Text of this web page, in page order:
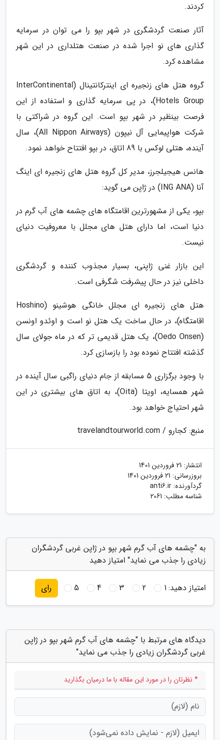
کردند.
آثار صنعت گردشگری در شهر بپو را می توان در سرمایه
گذاری های نو اجرا شده در صنعت هتلداری در این شهر
مشاهده کرد.
گروه هتل های زنجیره ای اینترکانتینال (InterContinental
Hotels Group)، در پی سرمایه گذاری و استفاده از این
فرصت بینظیر در شهر بپو است. این گروه در شراکتی با
شرکت هواپیمایی آل نیپون (All Nippon Airways)، سال
آینده، هتلی لوکس با 89 اتاق، در بپو افتتاح خواهد نمود.
هانس هیجیلجرز، مدیر کل گروه هتل های زنجیره ای اینگ
آنا (ING ANA) در ژاپن می گوید:
بپو، یکی از مشهورترین اقامتگاه های چشمه های آب گرم در
دنیا است، اما دارای هتل های مجلل با معروفیت دنیای
نیست.
این بازار غنی ژاپنی، بسیار مجذوب کننده و گردشگری
داخلی نیز در حال پیشرفت شگرفی است.
هتل های زنجیره ای مجلل خانگی هوشینو (Hoshino
اقامتگاه)، در حال ساخت یک هتل نو است و اوئدو اونسن
(Oedo Onsen)، یک هتل قدیمی تر که در ماه جولای سال
گذشته افتتاح نموده بود را بازسازی کرد.
با وجود برگزاری 5 مسابقه از جام دنیای راگبی سال آینده در
شهر همسایه، اویتا (Oita)، به اتاق های بیشتری در این
شهر احتیاج خواهد بود.
منبع: کجارو / travelandtourworld.com
انتشار: 21 فروردین 1401
بروزرسانی: 21 فروردین 1401
گردآورنده: anti6.ir
شناسه مطلب: 2061
به "چشمه های آب گرم شهر بپو در ژاپن غربی گردشگران
زیادی را جذب می نماید" امتیاز دهید
امتیاز دهید:1
2
3
4
5 رای
دیدگاه های مرتبط با "چشمه های آب گرم شهر بپو در ژاپن
غربی گردشگران زیادی را جذب می نماید"
* نظرتان را در مورد این مقاله با ما درمیان بگذارید